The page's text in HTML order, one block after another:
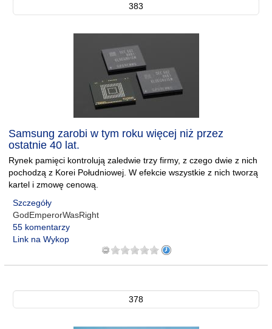
383
Samsung zarobi w tym roku więcej niż przez
ostatnie 40 lat.
Rynek pamięci kontrolują zaledwie trzy firmy, z czego dwie z nich
pochodzą z Korei Południowej. W efekcie wszystkie z nich tworzą
kartel i zmowę cenową.
Szczegóły
GodEmperorWasRight
55 komentarzy
Link na Wykop
378